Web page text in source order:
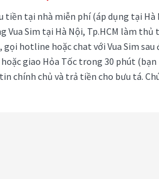
tiền tại nhà miễn phí (áp dụng tại Hà
Vua Sim tại Hà Nội, Tp.HCM làm
hotline hoặc chat với Vua Sim
hoặc giao Hỏa Tốc trong 30 phút
chính chủ và trả tiền cho bưu tá.